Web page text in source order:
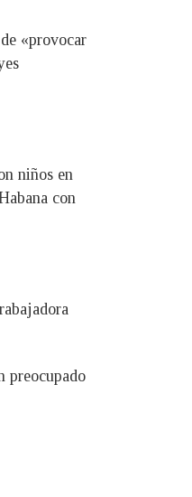
«provocar
niños en
con
preocupado